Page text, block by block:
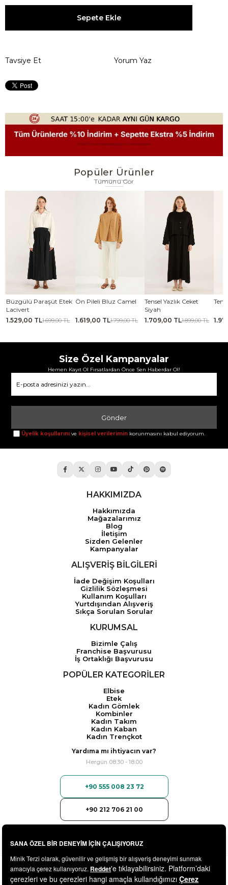
Tavsiye Et Yorum Yaz
Popüler Ürünler
Tümünü Gör
Büzgülü Paraşüt Etek
Lacivert
1.529,00 TL1.699,00 TL
Ön Pileli Bluz Camel
1.619,00 TL1.799,00 TL
Tensel Yazlık Ceket
Siyah
1.709,00 TL1.899,00 TL
Size Özel Kampanyalar
Hemen Kayıt Ol Fırsatlardan Önce Sen Haberdar Ol!
Gönder
Üyelik koşullarını ve kişisel verilerimin korunmasını kabul ediyorum.
HAKKIMIZDA
Hakkımızda
Mağazalarımız
Blog
İletişim
Sizden Gelenler
Kampanyalar
ALIŞVERİŞ BİLGİLERİ
İade Değişim Koşulları
Gizlilik Sözleşmesi
Kullanım Koşulları
Yurtdışından Alışveriş
Sıkça Sorulan Sorular
KURUMSAL
Bizimle Çalış
Franchise Başvurusu
İş Ortaklığı Başvurusu
POPÜLER KATEGORİLER
Elbise
Etek
Kadın Gömlek
Kombinler
Kadın Takım
Kadın Kaban
Kadın Trençkot
Yardıma mı ihtiyacın var?
Hergün 08:30 - 18:00
+90 555 008 23 72
+90 212 706 21 00
© 2025minikterzi.com - Tüm Hakları Saklıdır.